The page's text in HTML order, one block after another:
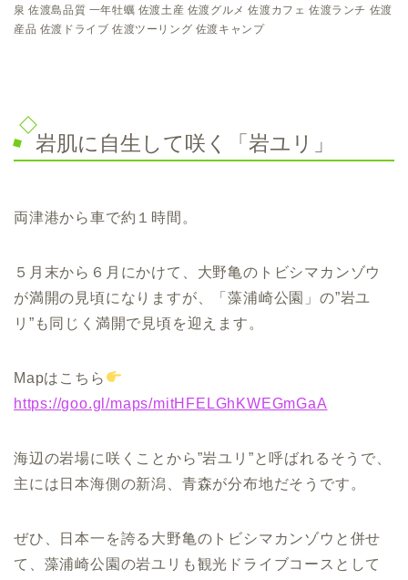
泉 佐渡島品質 一年牡蠣 佐渡土産 佐渡グルメ 佐渡カフェ 佐渡ランチ 佐渡
産品 佐渡ドライブ 佐渡ツーリング 佐渡キャンプ
岩肌に自生して咲く「岩ユリ」
両津港から車で約１時間。
５月末から６月にかけて、大野亀のトビシマカンゾウ
が満開の見頃になりますが、「藻浦崎公園」の”岩ユ
リ”も同じく満開で見頃を迎えます。
Mapはこちら
https://goo.gl/maps/mitHFELGhKWEGmGaA
海辺の岩場に咲くことから”岩ユリ”と呼ばれるそうで、
主には日本海側の新潟、青森が分布地だそうです。
ぜひ、日本一を誇る大野亀のトビシマカンゾウと併せ
て、藻浦崎公園の岩ユリも観光ドライブコースとして